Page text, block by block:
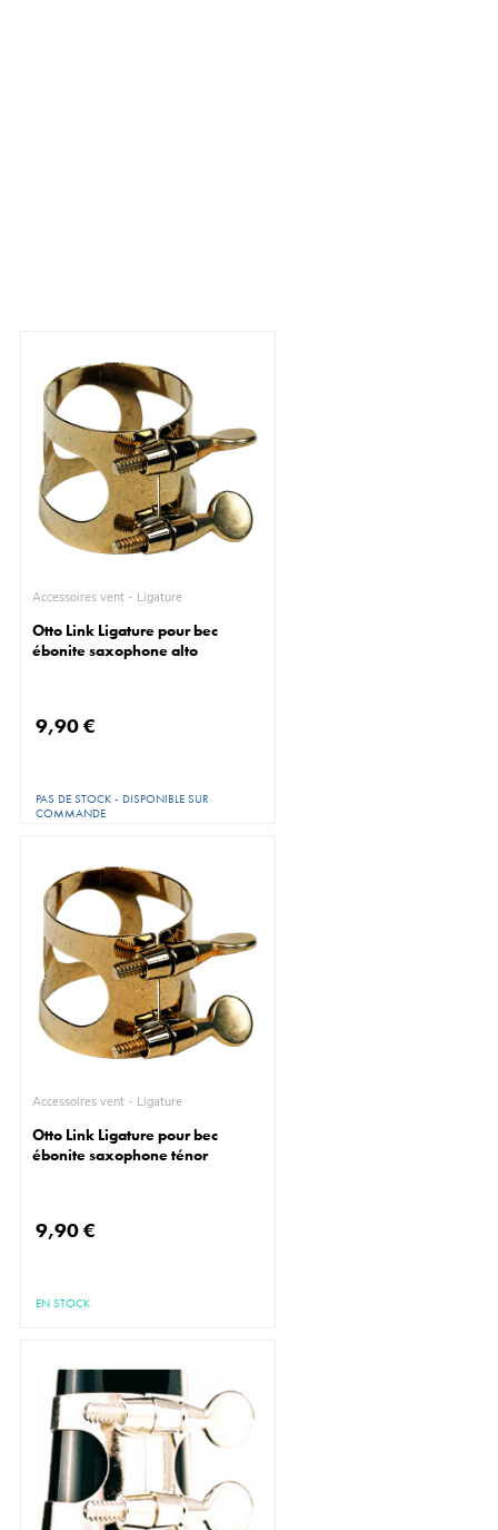
Accessoires vent - Ligature
Otto Link Ligature pour bec
ébonite saxophone alto
9,90 €
PAS DE STOCK - DISPONIBLE SUR
COMMANDE
Accessoires vent - Ligature
Otto Link Ligature pour bec
ébonite saxophone ténor
9,90 €
EN STOCK